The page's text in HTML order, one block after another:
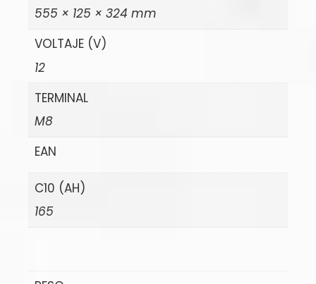
555 × 125 × 324 mm
VOLTAJE (V)
12
TERMINAL
M8
EAN
C10 (AH)
165